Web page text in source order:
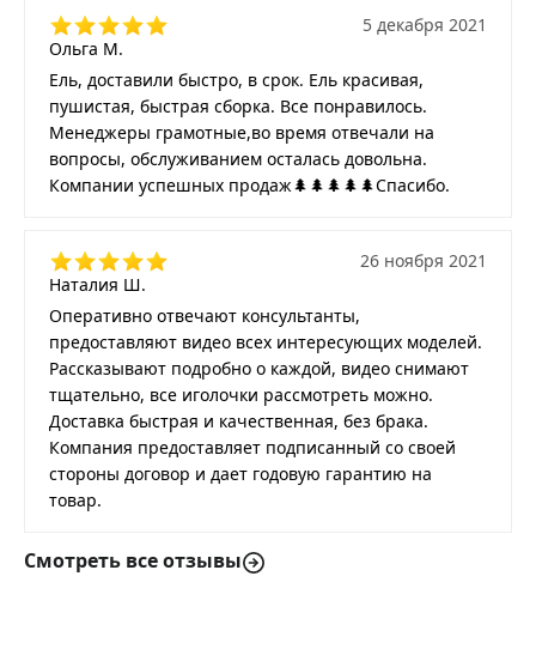
Ольга М.
5 декабря 2021
Ель, доставили быстро, в срок. Ель красивая,
пушистая, быстрая сборка. Все понравилось.
Менеджеры грамотные,во время отвечали на
вопросы, обслуживанием осталась довольна.
Компании успешных продаж🌲🌲🌲🌲🌲Спасибо.
Наталия Ш.
26 ноября 2021
Оперативно отвечают консультанты,
предоставляют видео всех интересующих моделей.
Рассказывают подробно о каждой, видео снимают
тщательно, все иголочки рассмотреть можно.
Доставка быстрая и качественная, без брака.
Компания предоставляет подписанный со своей
стороны договор и дает годовую гарантию на
товар.
Смотреть все отзывы